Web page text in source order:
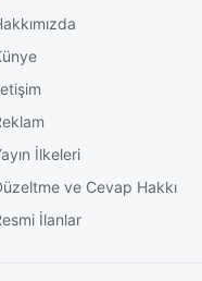
İlkeleri
ve Cevap Hakkı
İlanlar